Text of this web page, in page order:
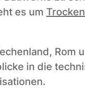
es um
Rom
in die